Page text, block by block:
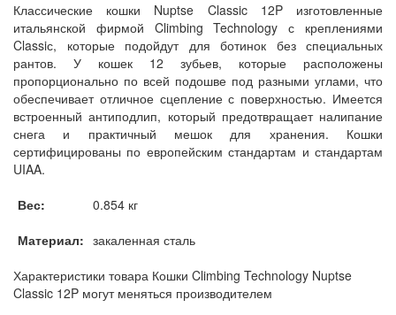
Классические кошки Nuptse Classic 12P изготовленные
итальянской фирмой Climbing Technology с креплениями
Classiс, которые подойдут для ботинок без специальных
рантов. У кошек 12 зубьев, которые расположены
пропорционально по всей подошве под разными углами, что
обеспечивает отличное сцепление с поверхностью. Имеется
встроенный антиподлип, который предотвращает налипание
снега и практичный мешок для хранения. Кошки
сертифицированы по европейским стандартам и стандартам
UIAA.
Вес:
0.854 кг
Материал: закаленная сталь
Характеристики товара Кошки Climbing Technology Nuptse
Classic 12P могут меняться производителем